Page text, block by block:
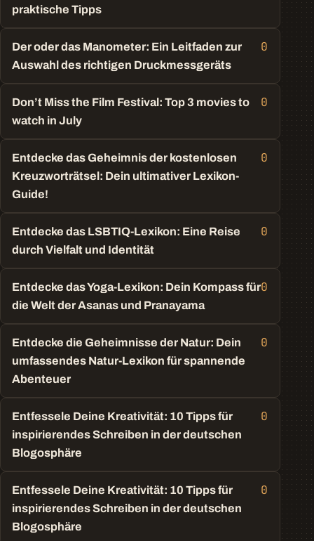
praktische Tipps
Der oder das Manometer: Ein Leitfaden zur
Auswahl des richtigen Druckmessgeräts
0
Don’t Miss the Film Festival: Top 3 movies to
watch in July
0
Entdecke das Geheimnis der kostenlosen
Kreuzworträtsel: Dein ultimativer Lexikon-
Guide!
0
Entdecke das LSBTIQ-Lexikon: Eine Reise
durch Vielfalt und Identität
0
Entdecke das Yoga-Lexikon: Dein Kompass für
die Welt der Asanas und Pranayama
0
Entdecke die Geheimnisse der Natur: Dein
umfassendes Natur-Lexikon für spannende
Abenteuer
0
Entfessele Deine Kreativität: 10 Tipps für
inspirierendes Schreiben in der deutschen
Blogosphäre
0
Entfessele Deine Kreativität: 10 Tipps für
inspirierendes Schreiben in der deutschen
Blogosphäre
0